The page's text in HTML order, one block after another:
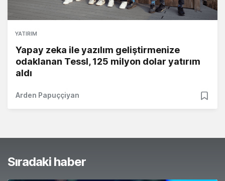
YATIRIM
Yapay zeka ile yazılım geliştirmenize
odaklanan Tessl, 125 milyon dolar yatırım
aldı
Arden Papuççiyan
Sıradaki haber